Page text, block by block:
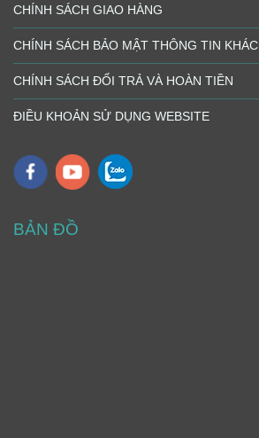
CHÍNH SÁCH GIAO HÀNG
CHÍNH SÁCH BẢO MẬT THÔNG TIN
CHÍNH SÁCH ĐỔI TRẢ VÀ HOÀN TIỀN
ĐIỀU KHOẢN SỬ DỤNG WEBSITE
BẢN ĐỒ